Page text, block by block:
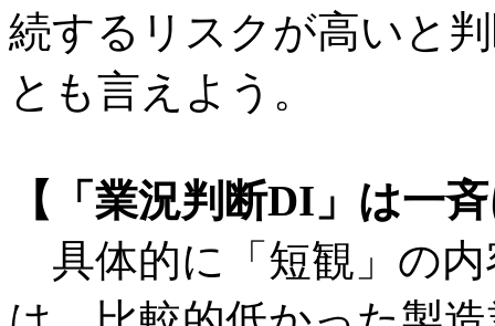
続するリスクが高いと
とも言えよう。
【「業況判断DI」は一
具体的に「短観」の内